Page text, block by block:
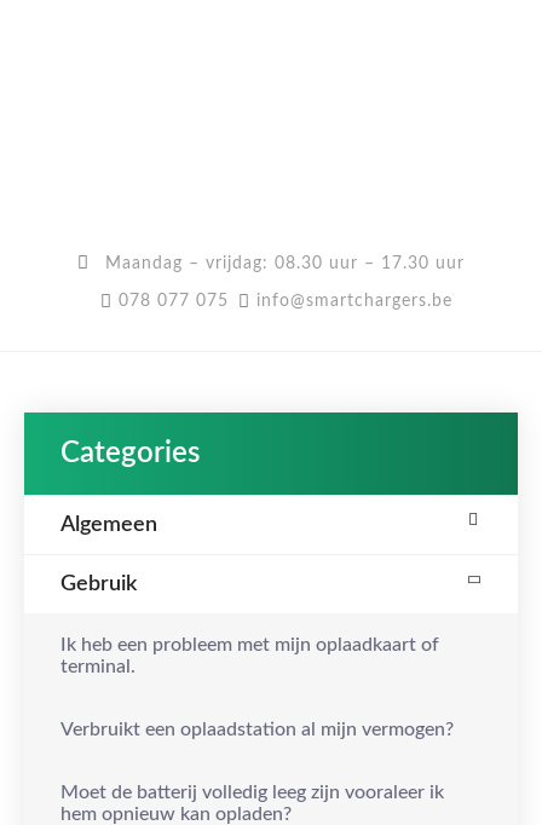
Maandag – vrijdag: 08.30 uur – 17.30 uur
078 077 075 info@smartchargers.be
Categories
Algemeen
Gebruik
Ik heb een probleem met mijn oplaadkaart of
terminal.
Verbruikt een oplaadstation al mijn vermogen?
Moet de batterij volledig leeg zijn vooraleer ik
hem opnieuw kan opladen?